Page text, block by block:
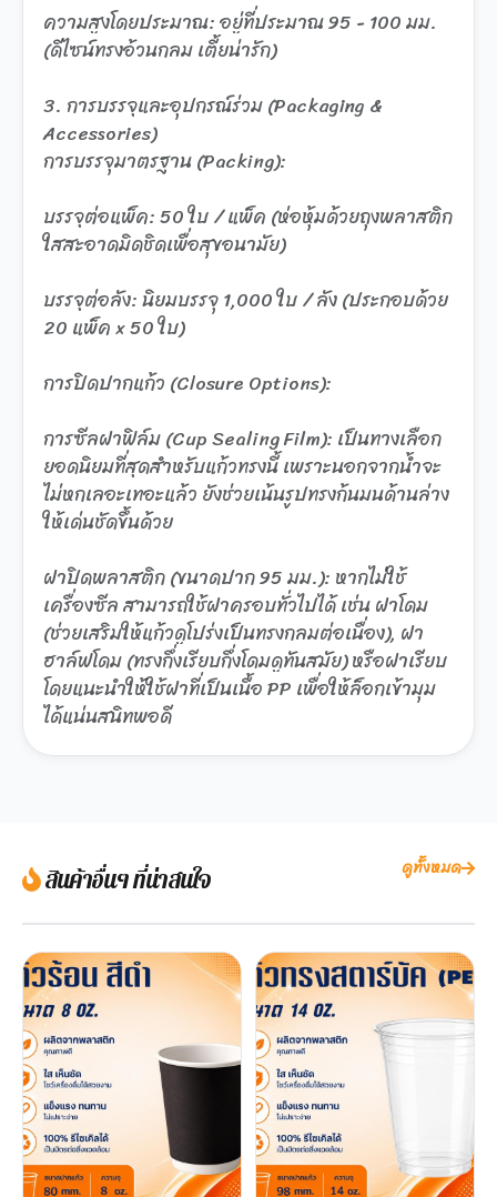
ความสูงโดยประมาณ: อยู่ที่ประมาณ 95 - 100 มม.
(ดีไซน์ทรงอ้วนกลม เตี้ยน่ารัก)
3. การบรรจุและอุปกรณ์ร่วม (Packaging &
Accessories)
การบรรจุมาตรฐาน (Packing):
บรรจุต่อแพ็ค: 50 ใบ / แพ็ค (ห่อหุ้มด้วยถุงพลาสติก
ใสสะอาดมิดชิดเพื่อสุขอนามัย)
บรรจุต่อลัง: นิยมบรรจุ 1,000 ใบ / ลัง (ประกอบด้วย
20 แพ็ค x 50 ใบ)
การปิดปากแก้ว (Closure Options):
การซีลฝาฟิล์ม (Cup Sealing Film): เป็นทางเลือก
ยอดนิยมที่สุดสำหรับแก้วทรงนี้ เพราะนอกจากน้ำจะ
ไม่หกเลอะเทอะแล้ว ยังช่วยเน้นรูปทรงก้นมนด้านล่าง
ให้เด่นชัดขึ้นด้วย
ฝาปิดพลาสติก (ขนาดปาก 95 มม.): หากไม่ใช้
เครื่องซีล สามารถใช้ฝาครอบทั่วไปได้ เช่น ฝาโดม
(ช่วยเสริมให้แก้วดูโปร่งเป็นทรงกลมต่อเนื่อง), ฝา
ฮาล์ฟโดม (ทรงกึ่งเรียบกึ่งโดมดูทันสมัย) หรือฝาเรียบ
โดยแนะนำให้ใช้ฝาที่เป็นเนื้อ PP เพื่อให้ล็อกเข้ามุม
ได้แน่นสนิทพอดี
สินค้าอื่นๆ ที่น่าสนใจ ดูทั้งหมด